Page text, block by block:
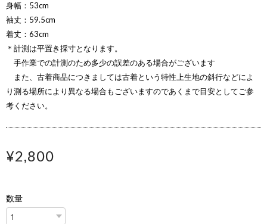
身幅：53cm
袖丈：59.5cm
着丈：63cm
＊計測は平置き採寸となります。
手作業での計測のため多少の誤差のある場合がございます
また、古着商品につきましては古着という特性上生地の斜行などによ
り測る場所により異なる場合もございますのであくまで目安としてご参
考ください。
¥2,800
数量